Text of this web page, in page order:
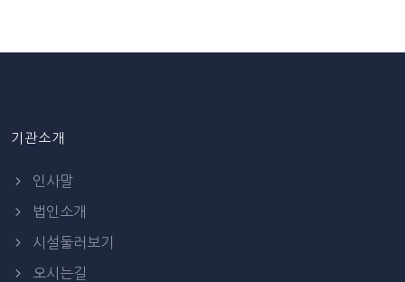
기관소개
인사말
법인소개
시설둘러보기
오시는길